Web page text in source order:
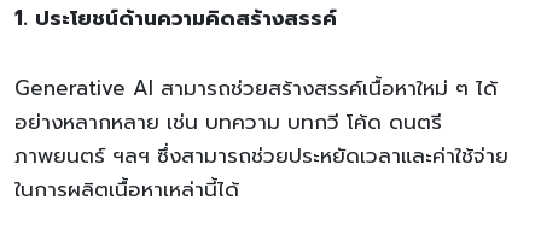
1. ประโยชน์ด้านความคิดสร้างสรรค์
Generative AI สามารถช่วยสร้างสรรค์เนื้อหาใหม่ ๆ ได้
อย่างหลากหลาย เช่น บทความ บทกวี โค้ด ดนตรี
ภาพยนตร์ ฯลฯ ซึ่งสามารถช่วยประหยัดเวลาและค่าใช้จ่าย
ในการผลิตเนื้อหาเหล่านี้ได้